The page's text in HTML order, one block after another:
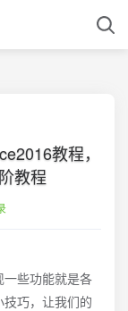
教程，
教程
些功能就是各
巧，让我们的